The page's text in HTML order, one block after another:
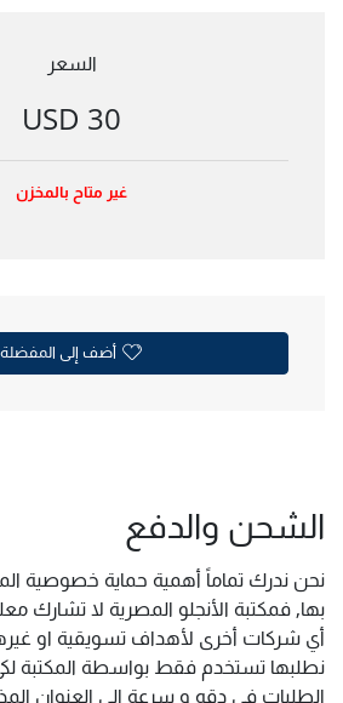
السعر
30 USD
غير متاح بالمخزن
أضف إلى المفضلة
الشحن والدفع
نحن ندرك تماماً أهمية حماية خصوصية
بها, فمكتبة الأنجلو المصرية لا تشارك
أي شركات أخرى لأهداف تسويقية او
نطلبها تستخدم فقط بواسطة المكتبة
الطلبات فى دقه و سرعة الى العنوان